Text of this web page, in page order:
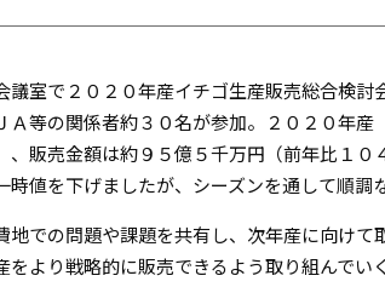
議室で２０２０年産イチゴ生産販売総合検
Ａ等の関係者約３０名が参加。２０２０年
販売金額は約９５億５千万円（前年比１
値を下げましたが、シーズンを通して順調
での問題や課題を共有し、次年産に向け
より戦略的に販売できるよう取り組んでい